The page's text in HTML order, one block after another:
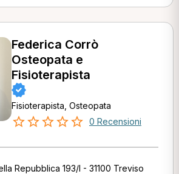
Federica Corrò
Osteopata e
Fisioterapista
Fisioterapista, Osteopata
0 Recensioni
Repubblica 193/I - 31100 Treviso